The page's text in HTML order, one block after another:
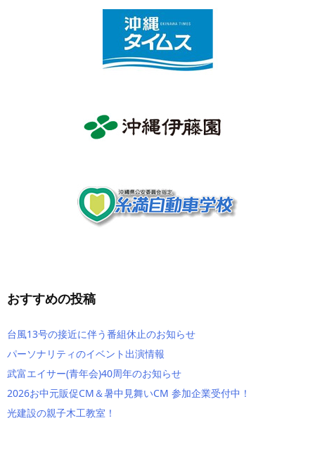
おすすめの投稿
台風13号の接近に伴う番組休止のお知らせ
パーソナリティのイベント出演情報
武富エイサー(青年会)40周年のお知らせ
2026お中元販促CM＆暑中見舞いCM 参加企業受付中！
光建設の親子木工教室！